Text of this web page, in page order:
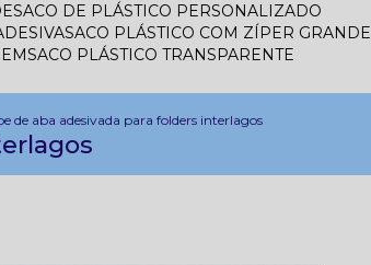
SACO DE PLÁSTICO PERSONALIZADO
SACO PLÁSTICO COM ZÍPER GRANDE
SACO PLÁSTICO TRANSPARENTE
de aba adesivada para folders interlagos